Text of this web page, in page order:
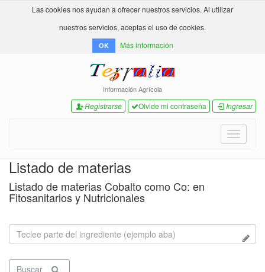
Las cookies nos ayudan a ofrecer nuestros servicios. Al utilizar
nuestros servicios, aceptas el uso de cookies.
OK Más información
Información Agrícola
Registrarse Olvide mi contraseña Ingresar
Toggle
Listado de materias
Listado de materias Cobalto como Co: en
Fitosanitarios y Nutricionales
Buscar